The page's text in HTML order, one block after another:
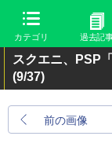
カテゴリ 過去記
スクエニ、PSP
(9/37)
前の画像